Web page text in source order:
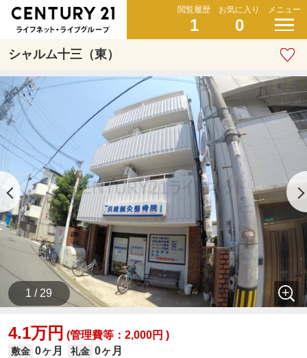
閲覧履歴
1
お気に入り
0
メニュー
シャルム十三（東）
1 / 29
4.1万円 (管理費等：2,000円 )
敷金 0ヶ月 礼金 0ヶ月